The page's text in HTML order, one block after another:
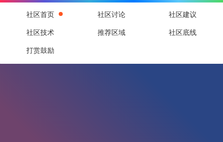
社区首页 社区讨论
社区建议
社区技术
推荐区域
社区底线
打赏鼓励